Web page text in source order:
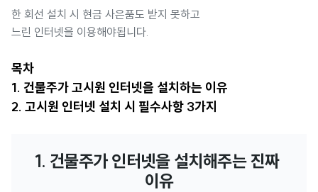
한 회선 설치 시 현금 사은품도 받지 못하고
느린 인터넷을 이용해야됩니다.
목차
1. 건물주가 고시원 인터넷을 설치하는 이유
2. 고시원 인터넷 설치 시 필수사항 3가지
1. 건물주가 인터넷을 설치해주는 진짜
이유